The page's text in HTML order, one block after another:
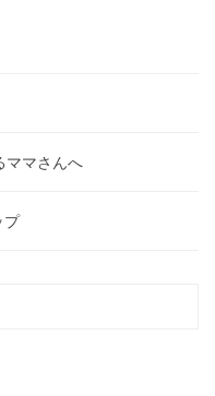
ママさんへ
プ